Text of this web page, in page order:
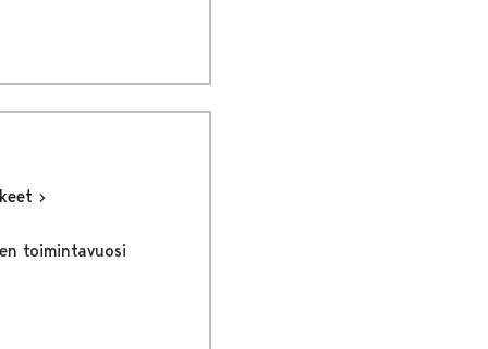
toimintavuosi